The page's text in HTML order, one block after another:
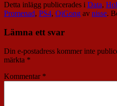
Detta inlägg publicerades i Data,
Promenad, PS4, QiGong av nisse.
Lämna ett svar
Din e-postadress kommer inte
märkta *
Kommentar *